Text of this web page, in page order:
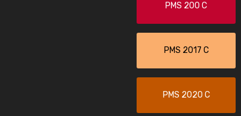
PMS 200 C
PMS 2017 C
PMS 2020 C